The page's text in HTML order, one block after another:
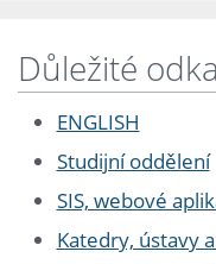
Důležité
ENGLISH
Studijní oddělení
SIS, webové
Katedry, ústavy